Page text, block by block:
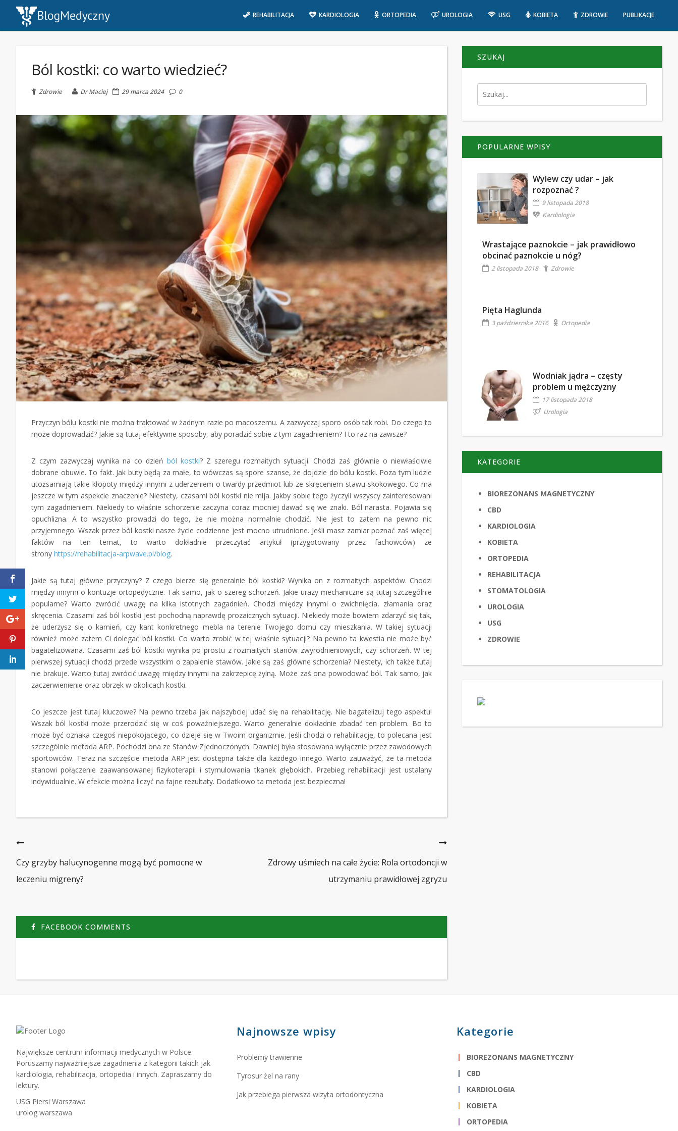
REHABILITACJA KARDIOLOGIA ORTOPEDIA UROLOGIA USG KOBIETA ZDROWIE PUBLIKACJE
Ból kostki: co warto wiedzieć?
Zdrowie Dr Maciej 29 marca 2024 0
Przyczyn bólu kostki nie można traktować w żadnym razie po macoszemu. A zazwyczaj sporo osób tak robi. Do czego to
może doprowadzić? Jakie są tutaj efektywne sposoby, aby poradzić sobie z tym zagadnieniem? I to raz na zawsze?
Z czym zazwyczaj wynika na co dzieńból kostki? Z szeregu rozmaitych sytuacji. Chodzi zaś głównie o niewłaściwie
dobrane obuwie. To fakt. Jak buty będą za małe, to wówczas są spore szanse, że dojdzie do bólu kostki. Poza tym ludzie
utożsamiają takie kłopoty między innymi z uderzeniem o twardy przedmiot lub ze skręceniem stawu skokowego. Co ma
jeszcze w tym aspekcie znaczenie? Niestety, czasami ból kostki nie mija. Jakby sobie tego życzyli wszyscy zainteresowani
tym zagadnieniem. Niekiedy to właśnie schorzenie zaczyna coraz mocniej dawać się we znaki. Ból narasta. Pojawia się
opuchlizna. A to wszystko prowadzi do tego, że nie można normalnie chodzić. Nie jest to zatem na pewno nic
przyjemnego. Wszak przez ból kostki nasze życie codzienne jest mocno utrudnione. Jeśli masz zamiar poznać zaś więcej
faktów na ten temat, to warto dokładnie przeczytać artykuł (przygotowany przez fachowców) ze
strony https://rehabilitacja-arpwave.pl/blog.
Jakie są tutaj główne przyczyny? Z czego bierze się generalnie ból kostki? Wynika on z rozmaitych aspektów. Chodzi
między innymi o kontuzje ortopedyczne. Tak samo, jak o szereg schorzeń. Jakie urazy mechaniczne są tutaj szczególnie
popularne? Warto zwrócić uwagę na kilka istotnych zagadnień. Chodzi między innymi o zwichnięcia, złamania oraz
skręcenia. Czasami zaś ból kostki jest pochodną naprawdę prozaicznych sytuacji. Niekiedy może bowiem zdarzyć się tak,
że uderzysz się o kamień, czy kant konkretnego mebla na terenie Twojego domu czy mieszkania. W takiej sytuacji
również może zatem Ci dolegać ból kostki. Co warto zrobić w tej właśnie sytuacji? Na pewno ta kwestia nie może być
bagatelizowana. Czasami zaś ból kostki wynika po prostu z rozmaitych stanów zwyrodnieniowych, czy schorzeń. W tej
pierwszej sytuacji chodzi przede wszystkim o zapalenie stawów. Jakie są zaś główne schorzenia? Niestety, ich także tutaj
nie brakuje. Warto tutaj zwrócić uwagę między innymi na zakrzepicę żylną. Może zaś ona powodować ból. Tak samo, jak
zaczerwienienie oraz obrzęk w okolicach kostki.
Co jeszcze jest tutaj kluczowe? Na pewno trzeba jak najszybciej udać się na rehabilitację. Nie bagatelizuj tego aspektu!
Wszak ból kostki może przerodzić się w coś poważniejszego. Warto generalnie dokładnie zbadać ten problem. Bo to
może być oznaka czegoś niepokojącego, co dzieje się w Twoim organizmie. Jeśli chodzi o rehabilitację, to polecana jest
szczególnie metoda ARP. Pochodzi ona ze Stanów Zjednoczonych. Dawniej była stosowana wyłącznie przez zawodowych
sportowców. Teraz na szczęście metoda ARP jest dostępna także dla każdego innego. Warto zauważyć, że ta metoda
stanowi połączenie zaawansowanej fizykoterapii i stymulowania tkanek głębokich. Przebieg rehabilitacji jest ustalany
indywidualnie. W efekcie można liczyć na fajne rezultaty. Dodatkowo ta metoda jest bezpieczna!
Czy grzyby halucynogenne mogą być pomocne w
leczeniu migreny?
Zdrowy uśmiech na całe życie: Rola ortodoncji w
utrzymaniu prawidłowej zgryzu
FACEBOOK COMMENTS
SZUKAJ
POPULARNE WPISY
Wylew czy udar – jak
rozpoznać ?
9 listopada 2018
Kardiologia
Wrastające paznokcie – jak prawidłowo
obcinać paznokcie u nóg?
2 listopada 2018 Zdrowie
Pięta Haglunda
3 października 2016 Ortopedia
Wodniak jądra – częsty
problem u mężczyzny
17 listopada 2018
Urologia
KATEGORIE
BIOREZONANS MAGNETYCZNY
CBD
KARDIOLOGIA
KOBIETA
ORTOPEDIA
REHABILITACJA
STOMATOLOGIA
UROLOGIA
USG
ZDROWIE
Największe centrum informacji medycznych w Polsce.
Poruszamy najważniejsze zagadnienia z kategorii takich jak
kardiologia, rehabilitacja, ortopedia i innych. Zapraszamy do
lektury.
USG Piersi Warszawa
urolog warszawa
Najnowsze wpisy
Problemy trawienne
Tyrosur żel na rany
Jak przebiega pierwsza wizyta ortodontyczna
Kategorie
BIOREZONANS MAGNETYCZNY
CBD
KARDIOLOGIA
KOBIETA
ORTOPEDIA